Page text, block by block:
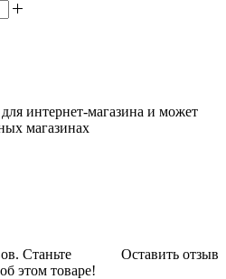
интернет-магазина и может
магазинах
Оставить отзыв
Станьте
этом товаре!